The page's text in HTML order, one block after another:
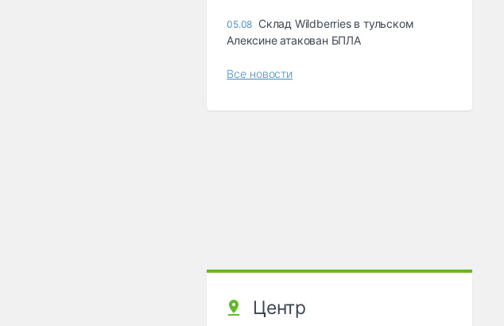
05.08 Склад Wildberries в тульском
Алексине атакован БПЛА
Все новости
Центр